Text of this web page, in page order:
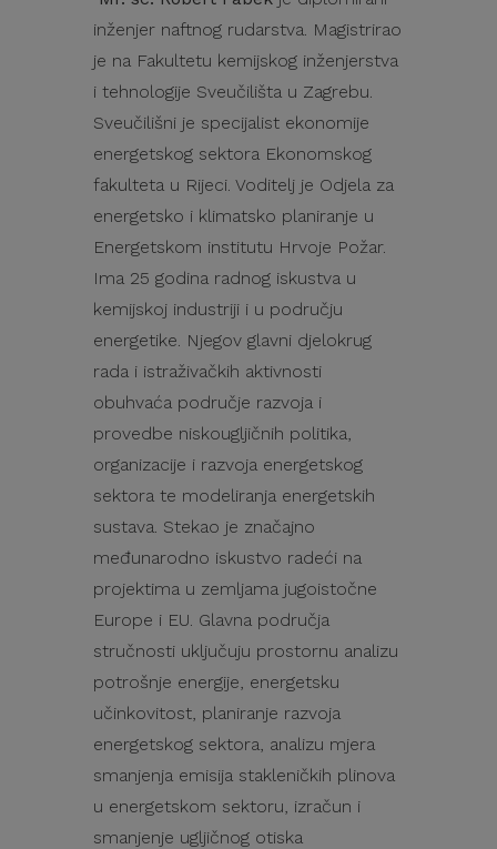
inženjer naftnog rudarstva. Magistrirao
je na Fakultetu kemijskog inženjerstva
i tehnologije Sveučilišta u Zagrebu.
Sveučilišni je specijalist ekonomije
energetskog sektora Ekonomskog
fakulteta u Rijeci. Voditelj je Odjela za
energetsko i klimatsko planiranje u
Energetskom institutu Hrvoje Požar.
Ima 25 godina radnog iskustva u
kemijskoj industriji i u području
energetike. Njegov glavni djelokrug
rada i istraživačkih aktivnosti
obuhvaća područje razvoja i
provedbe niskougljičnih politika,
organizacije i razvoja energetskog
sektora te modeliranja energetskih
sustava. Stekao je značajno
međunarodno iskustvo radeći na
projektima u zemljama jugoistočne
Europe i EU. Glavna područja
stručnosti uključuju prostornu analizu
potrošnje energije, energetsku
učinkovitost, planiranje razvoja
energetskog sektora, analizu mjera
smanjenja emisija stakleničkih plinova
u energetskom sektoru, izračun i
smanjenje ugljičnog otiska